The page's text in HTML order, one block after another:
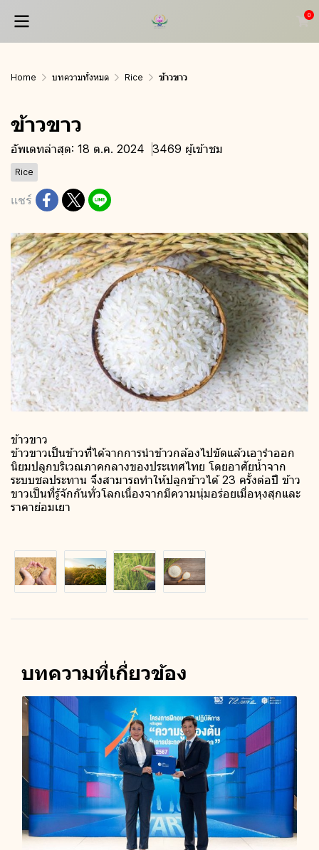
0
Home บทความทั้งหมด Rice ข้าวขาว
ข้าวขาว
อัพเดทล่าสุด: 18 ต.ค. 2024 3469 ผู้เข้าชม
Rice
แชร์
ข้าวขาว
ข้าวขาวเป็นข้าวที่ได้จากการนำข้าวกล้องไปขัดแล้วเอารำออก
นิยมปลูกบริเวณภาคกลางของประเทศไทย โดยอาศัยน้ำจาก
ระบบชลประทาน จึงสามารถทำให้ปลูกข้าวได้ 23 ครั้งต่อปี ข้าว
ขาวเป็นที่รู้จักกันทั่วโลกเนื่องจากมีความนุ่มอร่อยเมื่อหุงสุกและ
ราคาย่อมเยา
บทความที่เกี่ยวข้อง